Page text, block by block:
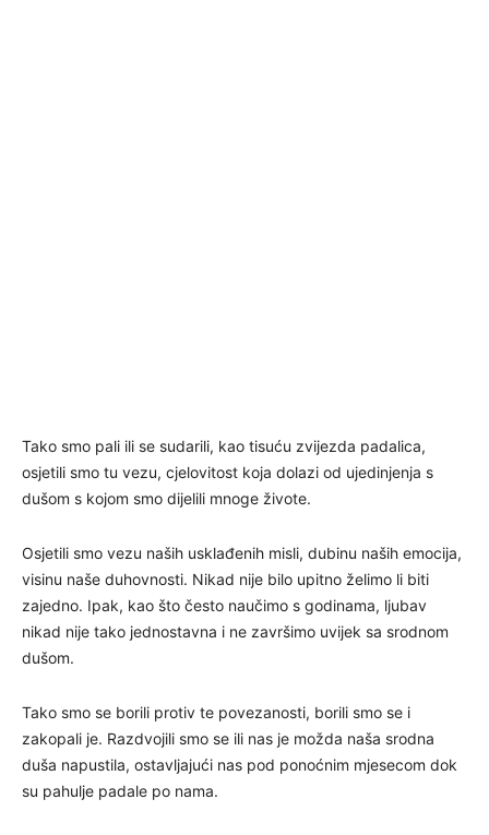
Tako smo pali ili se sudarili, kao tisuću zvijezda padalica,
osjetili smo tu vezu, cjelovitost koja dolazi od ujedinjenja s
dušom s kojom smo dijelili mnoge živote.
Osjetili smo vezu naših usklađenih misli, dubinu naših emocija,
visinu naše duhovnosti. Nikad nije bilo upitno želimo li biti
zajedno. Ipak, kao što često naučimo s godinama, ljubav
nikad nije tako jednostavna i ne završimo uvijek sa srodnom
dušom.
Tako smo se borili protiv te povezanosti, borili smo se i
zakopali je. Razdvojili smo se ili nas je možda naša srodna
duša napustila, ostavljajući nas pod ponoćnim mjesecom dok
su pahulje padale po nama.